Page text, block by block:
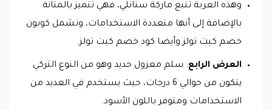
وهذه العربة تتبع ماركة ستانلي، فهي تتميز بالمتانة
بالإضافة إلى أنها متعددة الاستخدامات، وتشمل كوبون
خصم كيت تولز وأيضا كود خصم كيت تولز.
العرض الرابع: سلم معزول حديد وهو من النوع التركي
يتكون من حوالي 6 درجات، حيث يستخدم في العديد من
الاستخدامات ومتوفر باللون الأسود.